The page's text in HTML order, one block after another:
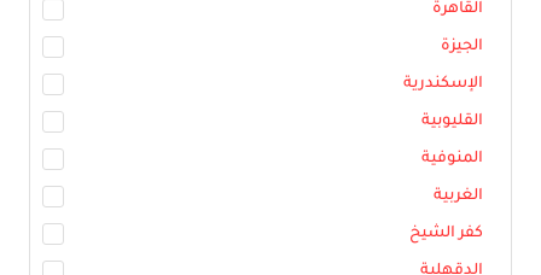
القاهرة
الجيزة
الإسكندرية
القليوبية
المنوفية
الغربية
كفر الشيخ
الدقهلية